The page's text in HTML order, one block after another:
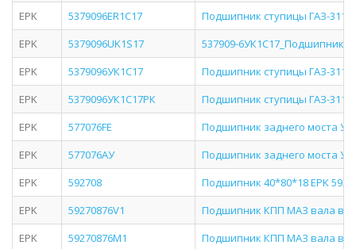
EPK
5379096ER1C17
Подшипник ступицы ГАЗ-
EPK
5379096UK1S17
537909-6УК1С17_Подшипник
EPK
5379096УК1С17
Подшипник ступицы ГАЗ-
EPK
5379096УК1С17РК
Подшипник ступицы ГАЗ-
EPK
577076FE
Подшипник заднего моста
EPK
577076АУ
Подшипник заднего моста
EPK
592708
Подшипник 40*80*18 EPK
EPK
59270876V1
Подшипник КПП МАЗ вала
EPK
59270876М1 Подшипник КПП МАЗ вала